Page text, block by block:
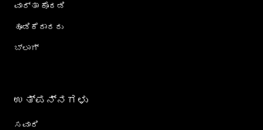
ವಾರ್ತಾ ಕೊಠಡಿ
ಹೂಡಿಕೆದಾರರು
ಬ್ಲಾಗ್
ಉತ್ಪನ್ನಗಳು
ಸವಾರಿ